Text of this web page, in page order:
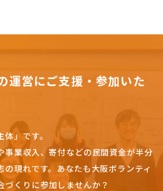
運営にご支援・参加いた
」です。
事業収入、寄付などの民間資金が半分
現れです。 あなたも大阪ボランティ
づくりに参加しませんか？